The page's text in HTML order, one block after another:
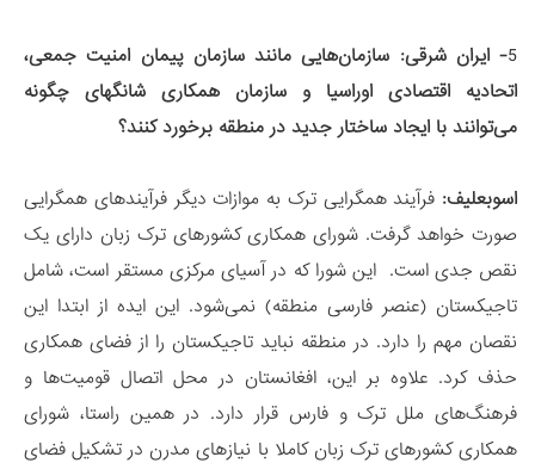
5- ایران شرقی: سازمان‌هایی مانند سازمان پیمان امنیت جمعی،
اتحادیه اقتصادی اوراسیا و سازمان همکاری شانگهای چگونه
می‌توانند با ایجاد ساختار جدید در منطقه برخورد کنند؟
اسوبعلیف: فرآیند همگرایی ترک به موازات دیگر فرآیندهای همگرایی
صورت خواهد گرفت. شورای همکاری کشورهای ترک زبان دارای یک
نقص جدی است. این شورا که در آسیای مرکزی مستقر است، شامل
تاجیکستان (عنصر فارسی منطقه) نمی‌شود. این ایده از ابتدا این
نقصان مهم را دارد. در منطقه نباید تاجیکستان را از فضای همکاری
حذف کرد. علاوه بر این، افغانستان در محل اتصال قومیت‌ها و
فرهنگ‌های ملل ترک و فارس قرار دارد. در همین راستا، شورای
همکاری کشورهای ترک زبان کاملا با نیازهای مدرن در تشکیل فضای